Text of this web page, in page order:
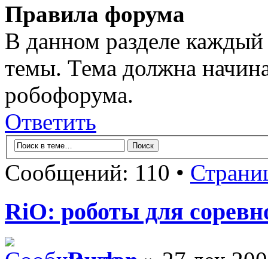
Правила форума
В данном разделе
темы. Тема должна
робофорума.
Ответить
Сообщений: 110 •
RiO: роботы для